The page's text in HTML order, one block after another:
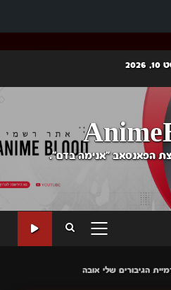
הפאנסאב "אנימה בדם".
PRIMARY
הגיבורים שלי אובה